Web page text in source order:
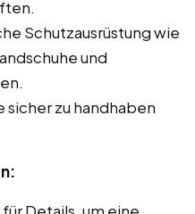
Schutzausrüstung wie
und
zu handhaben
Details, um eine